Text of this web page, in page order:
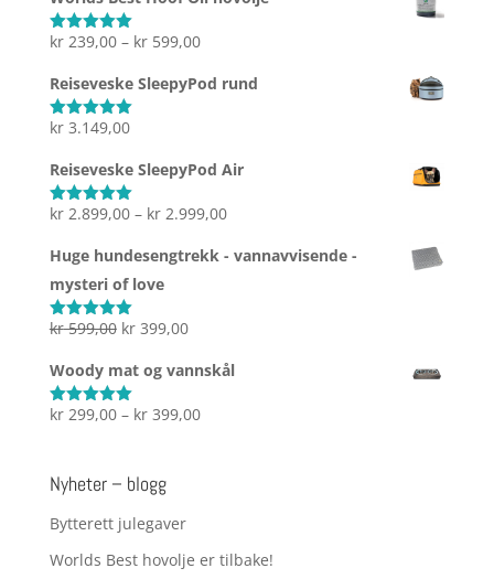
Vurdert5.00
kr239,00 – kr599,00Prisområde:
Reiseveske SleepyPod rund
Vurdert5.00
kr3.149,00
Reiseveske SleepyPod Air
Vurdert5.00
kr2.899,00 – kr2.999,00Prisområde:
Huge hundesengtrekk - vannavvisende -
mysteri of love
Vurdert5.00
kr599,00 Opprinnelig
var:
kr 599,00.
kr399,00Nåværende
kr 399,00.
Woody mat og vannskål
Vurdert5.00
kr299,00 – kr399,00Prisområde:
Nyheter – blogg
Bytterett julegaver
Worlds Best hovolje er tilbake!